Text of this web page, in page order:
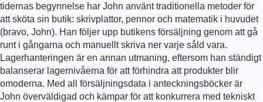
tidernas begynnelse har John använt traditionella metoder för
att sköta sin butik: skrivplattor, pennor och matematik i huvudet
(bravo, John). Han följer upp butikens försäljning genom att gå
runt i gångarna och manuellt skriva ner varje såld vara.
Lagerhanteringen är en annan utmaning, eftersom han ständigt
balanserar lagernivåerna för att förhindra att produkter blir
omoderna. Med all försäljningsdata i anteckningsböcker är
John överväldigad och kämpar för att konkurrera med tekniskt